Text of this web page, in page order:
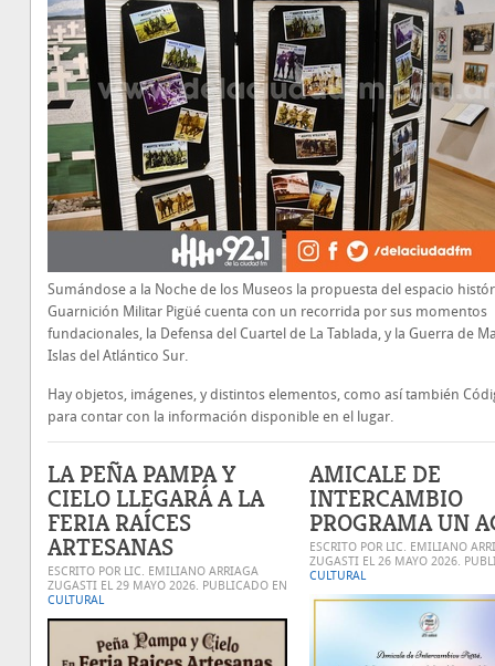
Sumándose a la Noche de los Museos la propuesta del espacio
Guarnición Militar Pigüé cuenta con un recorrida por sus momentos
fundacionales, la Defensa del Cuartel de La Tablada, y la Guerra de
Islas del Atlántico Sur.
Hay objetos, imágenes, y distintos elementos, como así también
para contar con la información disponible en el lugar.
LA PEÑA PAMPA Y
CIELO LLEGARÁ A LA
FERIA RAÍCES
ARTESANAS
ESCRITO POR LIC. EMILIANO ARRIAGA
ZUGASTI EL 29 MAYO 2026. PUBLICADO EN
CULTURAL
AMICALE DE
INTERCAMBIO
PROGRAMA UN
ESCRITO POR LIC. EMILIANO
ZUGASTI EL 26 MAYO 2026.
CULTURAL